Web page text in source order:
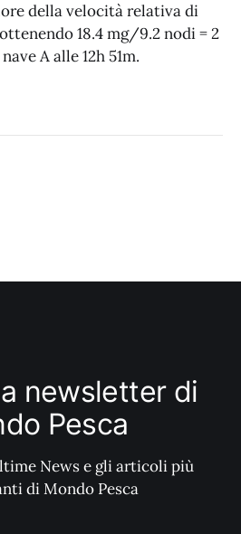
della velocità relativa di
18.4 mg/9.2 nodi = 2
A alle 12h 51m.
newsletter di
Pesca
News e gli articoli più
di Mondo Pesca